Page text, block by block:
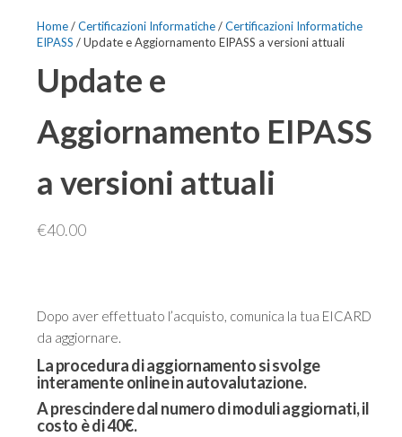
Home/Certificazioni Informatiche/Certificazioni Informatiche
EIPASS / Update e Aggiornamento EIPASS a versioni attuali
Update e
Aggiornamento EIPASS
a versioni attuali
€40.00
Dopo aver effettuato l’acquisto, comunica la tua EICARD
da aggiornare.
La procedura di aggiornamento si svolge
interamente online in autovalutazione.
A prescindere dal numero di moduli aggiornati, il
costo è di 40€.